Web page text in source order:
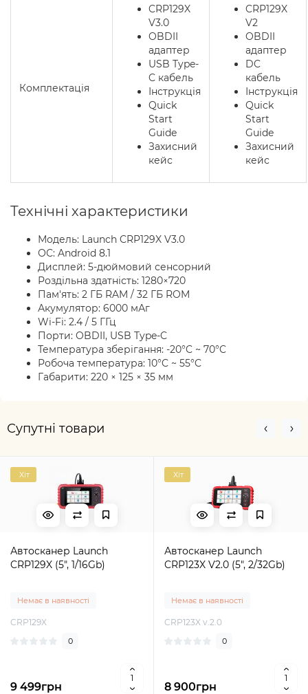
Комплектація
CRP129X
V3.0
OBDII
адаптер
USB Type-
C кабель
Інструкція
Quick
Start
Guide
Захисний
кейс
CRP129X
V2
OBDII
адаптер
DC
кабель
Інструкція
Quick
Start
Guide
Захисний
кейс
Технічні характеристики
Модель: Launch CRP129X V3.0
ОС: Android 8.1
Дисплей: 5-дюймовий сенсорний
Роздільна здатність: 1280×720
Пам'ять: 2 ГБ RAM / 32 ГБ ROM
Акумулятор: 6000 мАг
Wi-Fi: 2.4 / 5 ГГц
Порти: OBDII, USB Type-C
Температура зберігання: -20°C ~ 70°C
Робоча температура: 10°C ~ 55°C
Габарити: 220 × 125 × 35 мм
Супутні товари
Хіт
Автосканер Launch
CRP129X (5", 1/16Gb)
Немає в наявності
CRP129X
0
9 499грн
Хіт
Автосканер Launch
CRP123X V2.0 (5", 2/32Gb)
Немає в наявності
CRP123X v.2.0
0
8 900грн